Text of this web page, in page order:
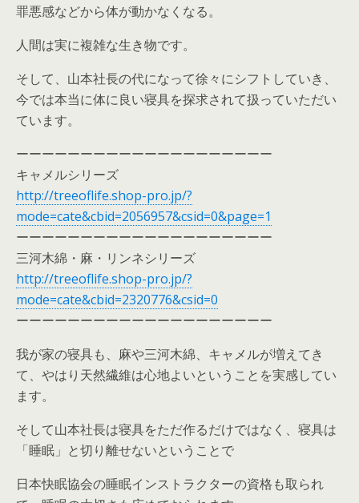
罪悪感などから体が動かなくなる。
人間は実に複雑な生き物です。
そして、山本社長の代になって徐々にシフトしていき、
今では本当に体に良い寝具を探求されて扱っていただい
ています。
ーーーーーーーーーーーーーーーーーーーー
キャメルシリーズ
http://treeoflife.shop-pro.jp/?
mode=cate&cbid=2056957&csid=0&page=1
ーーーーーーーーーーーーーーーーーーーー
三河木綿・麻・リンネシリーズ
http://treeoflife.shop-pro.jp/?
mode=cate&cbid=2320776&csid=0
ーーーーーーーーーーーーーーーーーーーー
我が家の寝具も、麻や三河木綿、キャメルが増えてき
て、やはり天然繊維は心地よいということを実感してい
ます。
そして山本社長は寝具をただ作るだけではなく、寝具は
「睡眠」と切り離せないということで
日本快眠協会の睡眠インストラクターの資格も取られ